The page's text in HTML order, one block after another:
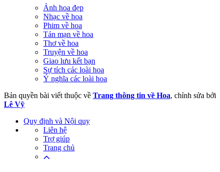
Ảnh hoa đẹp
Nhạc về hoa
Phim về hoa
Tản mạn về hoa
Thơ về hoa
Truyện về hoa
Giao lưu kết bạn
Sự tích các loài hoa
Ý nghĩa các loài hoa
Bản quyền bài viết thuộc về Trang thông tin về Hoa, chỉnh sửa bởi
Lê Vỹ
Quy định và Nội quy
Liên hệ
Trợ giúp
Trang chủ